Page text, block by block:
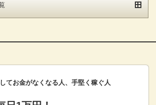
てお金がなくなる人、手堅く稼ぐ人